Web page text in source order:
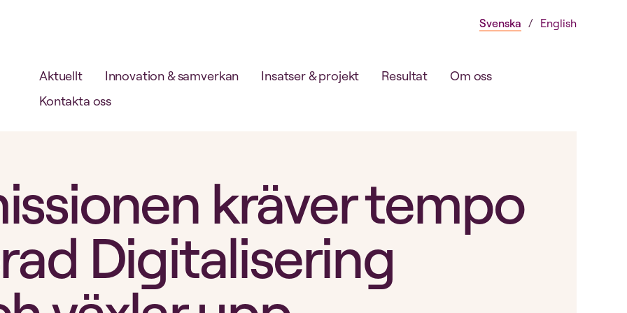
Svenska English
Aktuellt Innovation & samverkan Insatser & projekt Resultat
Om oss
Kontakta oss
kräver tempo
Digitalisering